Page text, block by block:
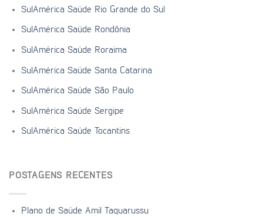
SulAmérica Saúde Rio Grande do Sul
SulAmérica Saúde Rondônia
SulAmérica Saúde Roraima
SulAmérica Saúde Santa Catarina
SulAmérica Saúde São Paulo
SulAmérica Saúde Sergipe
SulAmérica Saúde Tocantins
POSTAGENS RECENTES
Plano de Saúde Amil Taquarussu